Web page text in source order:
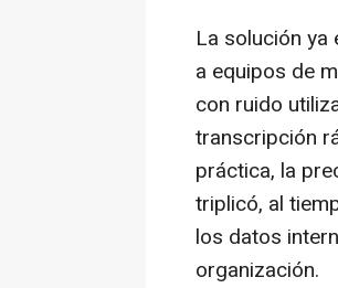
La solución
a equipos de
con ruido
transcripción
práctica, la
triplicó, al
los datos
organización.